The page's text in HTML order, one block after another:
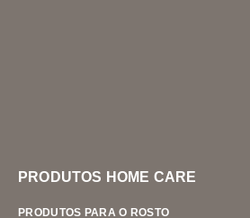
PRODUTOS HOME CARE
PRODUTOS PARA O ROSTO